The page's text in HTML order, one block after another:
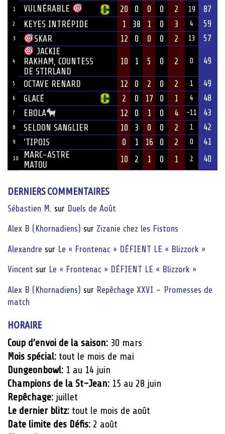
1 VULNÉRABLE 20 0 0 0 2 19 87
2 KEYES INTRÉPIDE 1 38 1 0 3 4 59
3 SKAR 12 0 0 0 2 13 57
4
JACKIE
RAKHAM, COUNTESS
DE STIRLAND
10 1 5 0 2 0 49
5 OCTAVE RENARD 12 0 2 0 2 1 49
6 GLACÉ 2 0 17 0 1 4 48
7 EBOLA 12 0 1 0 4 -11 43
8 SELDON SANGLIER 10 3 0 0 2 1 42
9 ‘TIPOIS 0 1 16 0 2 0 41
10
MARC-ASTRE
MATOU
10 2 1 0 1 2 40
DERNIERS COMMENTAIRES
Sébastien M. sur Duels de Août
Alex B (Khornadiens) sur Zizanie chez les Fistons
Alexandre sur Le « Frontenac » DÉFIENT LE « Blizzork »
Vincent sur Le « Frontenac » DÉFIENT LE « Blizzork »
Alex B (Khornadiens) sur Repêchage XXVI – Promesses de
match
HORAIRE
Coup d’envoi de la saison: 30 mars
Mois spécial: tout le mois de mai
Dungeonbowl: 1 au 14 juin
Champions de la St-Jean: 15 au 28 juin
Repêchage: juillet
Le dernier blitz: tout le mois de août
Date limite des Défis: 2 août